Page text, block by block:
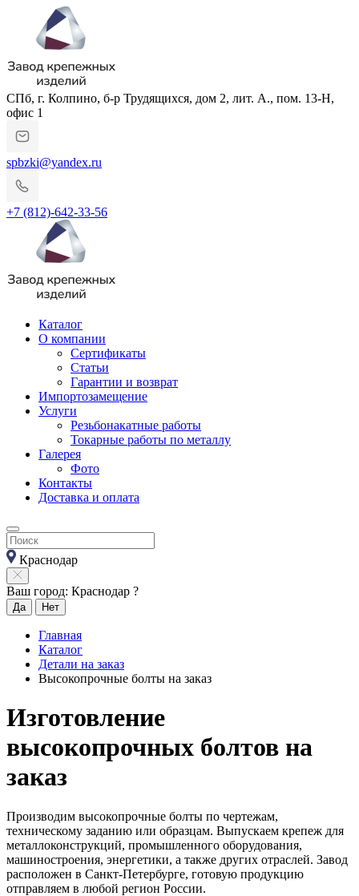
СПб, г. Колпино, б-р Трудящихся, дом 2, лит. А., пом. 13-Н,
офис 1
spbzki@yandex.ru
+7 (812)-642-33-56
Каталог
О компании
Сертификаты
Статьи
Гарантии и возврат
Импортозамещение
Услуги
Резьбонакатные работы
Токарные работы по металлу
Галерея
Фото
Контакты
Доставка и оплата
Краснодар
Ваш город: Краснодар ?
Да Нет
Главная
Каталог
Детали на заказ
Высокопрочные болты на заказ
Изготовление
высокопрочных болтов на
заказ
Производим высокопрочные болты по чертежам,
техническому заданию или образцам. Выпускаем крепеж для
металлоконструкций, промышленного оборудования,
машиностроения, энергетики, а также других отраслей. Завод
расположен в Санкт-Петербурге, готовую продукцию
отправляем в любой регион России.